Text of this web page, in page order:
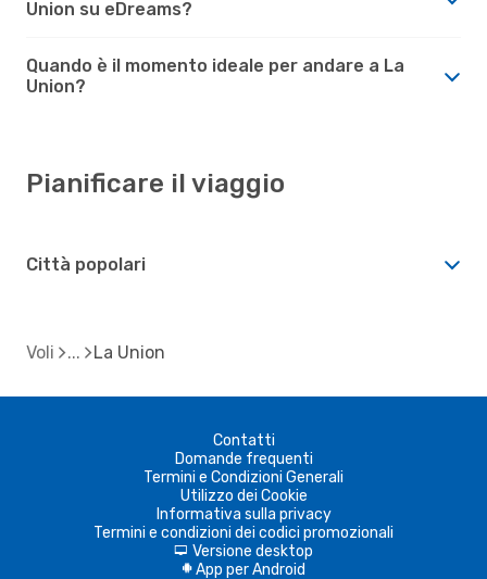
Union su eDreams?
Quando è il momento ideale per andare a La
Union?
Pianificare il viaggio
Città popolari
Voli La Union
Contatti
Domande frequenti
Termini e Condizioni Generali
Utilizzo dei Cookie
Informativa sulla privacy
Termini e condizioni dei codici promozionali
d Versione desktop
A App per Android